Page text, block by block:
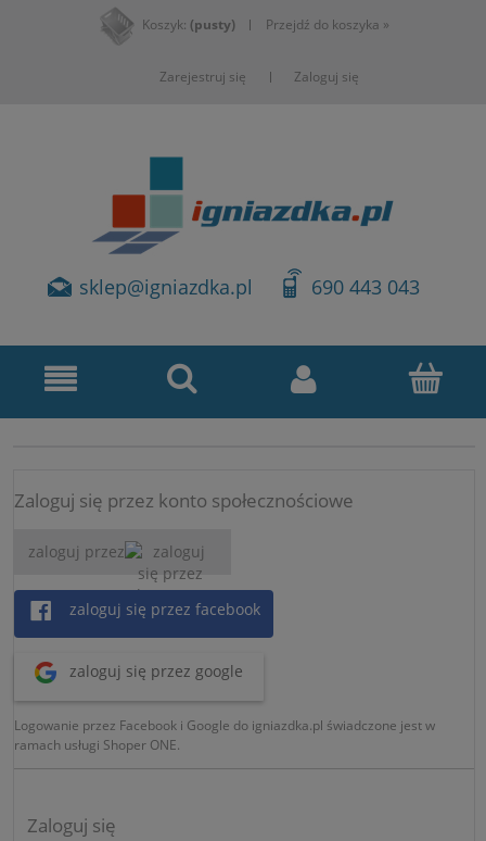
Koszyk: (pusty) Przejdź do koszyka »
Zarejestruj się Zaloguj się
sklep@igniazdka.pl 690 443 043
Zaloguj się przez konto społecznościowe
zaloguj przez
zaloguj się przez facebook
zaloguj się przez google
Logowanie przez Facebook i Google do igniazdka.pl świadczone jest w
ramach usługi Shoper ONE.
Zaloguj się